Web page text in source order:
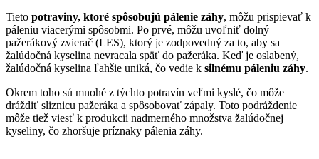
Tieto potraviny, ktoré spôsobujú pálenie záhy, môžu prispievať k
páleniu viacerými spôsobmi. Po prvé, môžu uvoľniť dolný
pažerákový zvierač (LES), ktorý je zodpovedný za to, aby sa
žalúdočná kyselina nevracala späť do pažeráka. Keď je oslabený,
žalúdočná kyselina ľahšie uniká, čo vedie k silnému páleniu záhy.
Okrem toho sú mnohé z týchto potravín veľmi kyslé, čo môže
dráždiť sliznicu pažeráka a spôsobovať zápaly. Toto podráždenie
môže tiež viesť k produkcii nadmerného množstva žalúdočnej
kyseliny, čo zhoršuje príznaky pálenia záhy.